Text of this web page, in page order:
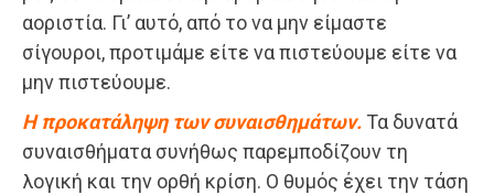
αοριστία. Γι’ αυτό, από το να μην είμαστε
σίγουροι, προτιμάμε είτε να πιστεύουμε είτε να
μην πιστεύουμε.
Η προκατάληψη των συναισθημάτων. Τα δυνατά
συναισθήματα συνήθως παρεμποδίζουν τη
λογική και την ορθή κρίση. Ο θυμός έχει την τάση